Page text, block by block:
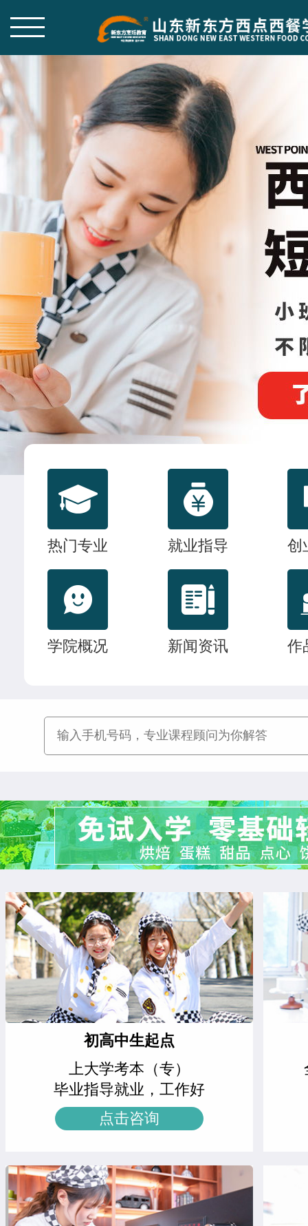
热门专业
创业帮扶
师资团队
学院概况
作品赏析
联系我们
热门专业 就业指导 创
学院概况 新闻资讯 作
初高中生起点
上大学考本（专）
毕业指导就业，工作好
点击咨询
时尚西点专业 18人 技
西餐主厨专业 22人 技能
烘焙甜点全科班 32人
米其林星厨班 28人
西点店长班 19人
西点全能班 17人
精品西点班 12人
西餐强化班 15人
高端法式甜品班
西点综合班
西点烘焙班
精品咖啡创就业班 9人
爆款饮品创就业班 15人
杜树豪
李玉树 西餐工艺专业
韩佳怡 西餐工艺专业
曹乐森 烘焙甜点全科班
尹延康 西餐强化班
朱马超 西点全能班
李亚楠 西点店长班
江正羽 西点综合班
王士林 菁英西点专业
胡绍华 周末西点班
左智超
黄慧玲
张丽敏 经典西点专业
赵晴晴 时尚西点专业